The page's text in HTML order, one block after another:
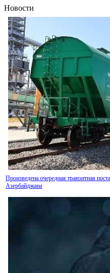
Правительство Армении привлечет
на финансирование дефицита госбюджета
Состоялось очередное заседание
Новости
Произведена очередная транзитная
Азербайджана